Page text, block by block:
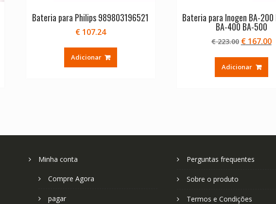
Bateria para Philips 989803196521
€107.24
Adicionar
Bateria para Inogen BA-
BA-400 BA-500
€223.00 O
original
era:
€167.00O
Adicionar
Minha conta
Compre Agora
pagar
Perguntas frequentes
Sobre o produto
Termos e Condições